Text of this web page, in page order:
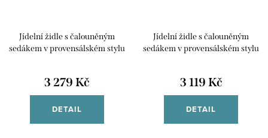
Jídelní židle s čalouněným
sedákem v provensálském stylu
3 279 Kč
DETAIL
Jídelní židle s čalouněným
sedákem v provensálském stylu
3 119 Kč
DETAIL